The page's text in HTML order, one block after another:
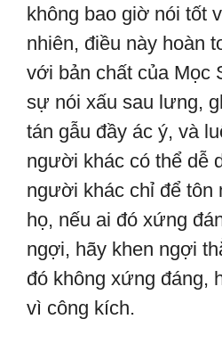
không bao giờ nói tốt
nhiên, điều này hoàn
với bản chất của Mọc
sự nói xấu sau lưng,
tán gẫu đầy ác ý, và
người khác có thể dễ
người khác chỉ để tôn
họ, nếu ai đó xứng
ngợi, hãy khen ngợi
đó không xứng đáng,
vì công kích.